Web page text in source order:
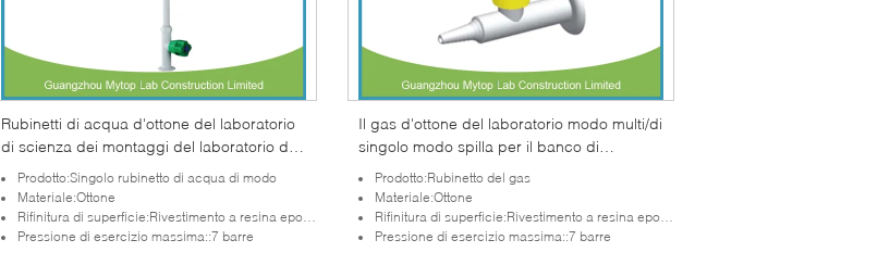
Rubinetti di acqua d'ottone del laboratorio
di scienza dei montaggi del laboratorio di
singolo modo per il cappuccio del vapore
Prodotto:Singolo rubinetto di acqua di modo
Materiale:Ottone
Rifinitura di superficie:Rivestimento a resina epossidica lucido
Pressione di esercizio massima::7 barre
Il gas d'ottone del laboratorio modo multi/di
singolo modo spilla per il banco di
laboratorio
Prodotto:Rubinetto del gas
Materiale:Ottone
Rifinitura di superficie:Rivestimento a resina epossidica lucido
Pressione di esercizio massima::7 barre